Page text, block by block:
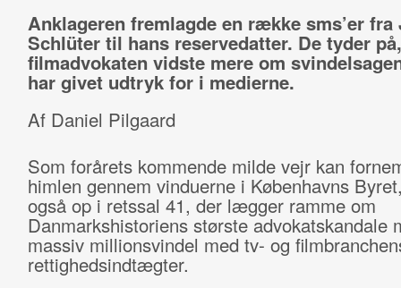
Anklageren fremlagde en række sms’er fra
Schlüter til hans reservedatter. De tyder
filmadvokaten vidste mere om
har givet udtryk for i medierne.
Af Daniel Pilgaard
Som forårets kommende milde vejr kan
himlen gennem vinduerne i Københavns
også op i retssal 41, der lægger ramme om
Danmarkshistoriens største advokatskandale
massiv millionsvindel med tv- og
rettighedsindtægter.